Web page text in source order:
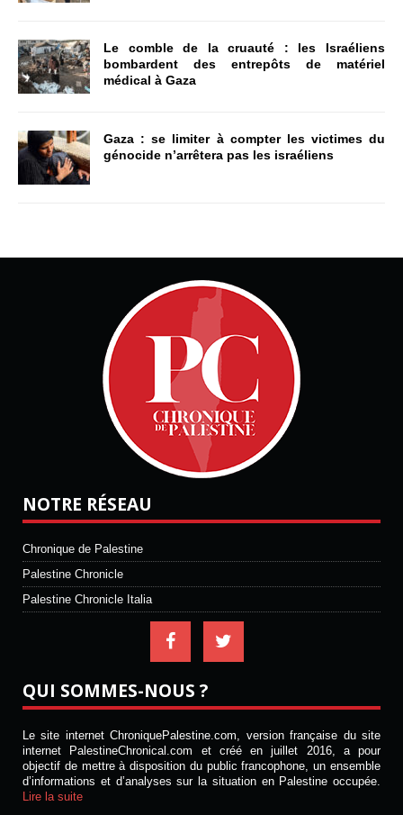
Le comble de la cruauté : les Israéliens
bombardent des entrepôts de matériel
médical à Gaza
Gaza : se limiter à compter les victimes du
génocide n’arrêtera pas les israéliens
NOTRE RÉSEAU
Chronique de Palestine
Palestine Chronicle
Palestine Chronicle Italia
QUI SOMMES-NOUS ?
Le site internet ChroniquePalestine.com, version française du site
internet PalestineChronical.com et créé en juillet 2016, a pour
objectif de mettre à disposition du public francophone, un ensemble
d’informations et d’analyses sur la situation en Palestine occupée.
Lire la suite